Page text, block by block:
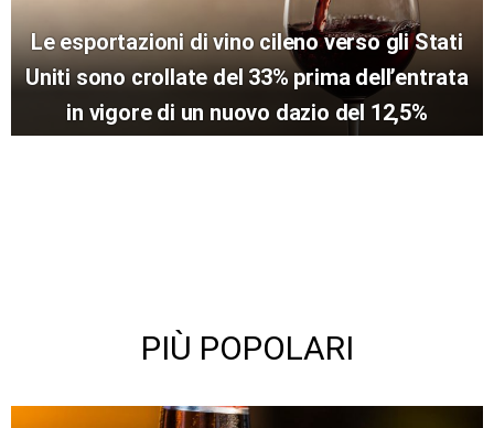
Le esportazioni di vino cileno verso gli Stati
Uniti sono crollate del 33% prima dell’entrata
in vigore di un nuovo dazio del 12,5%
PIÙ POPOLARI